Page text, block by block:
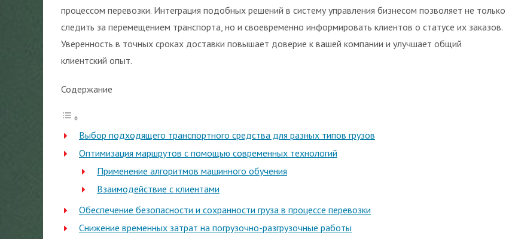
процессом перевозки. Интеграция подобных решений в систему управления бизнесом позволяет не только
следить за перемещением транспорта, но и своевременно информировать клиентов о статусе их заказов.
Уверенность в точных сроках доставки повышает доверие к вашей компании и улучшает общий
клиентский опыт.
Содержание
Выбор подходящего транспортного средства для разных типов грузов
Оптимизация маршрутов с помощью современных технологий
Применение алгоритмов машинного обучения
Взаимодействие с клиентами
Обеспечение безопасности и сохранности груза в процессе перевозки
Снижение временных затрат на погрузочно-разгрузочные работы